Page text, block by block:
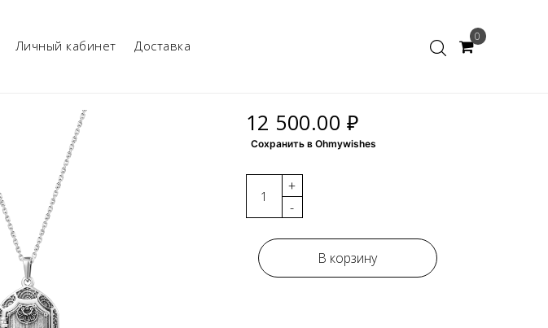
Личный кабинет Доставка
0
12 500.00 ₽
Сохранить в Ohmywishes
-
+
В корзину